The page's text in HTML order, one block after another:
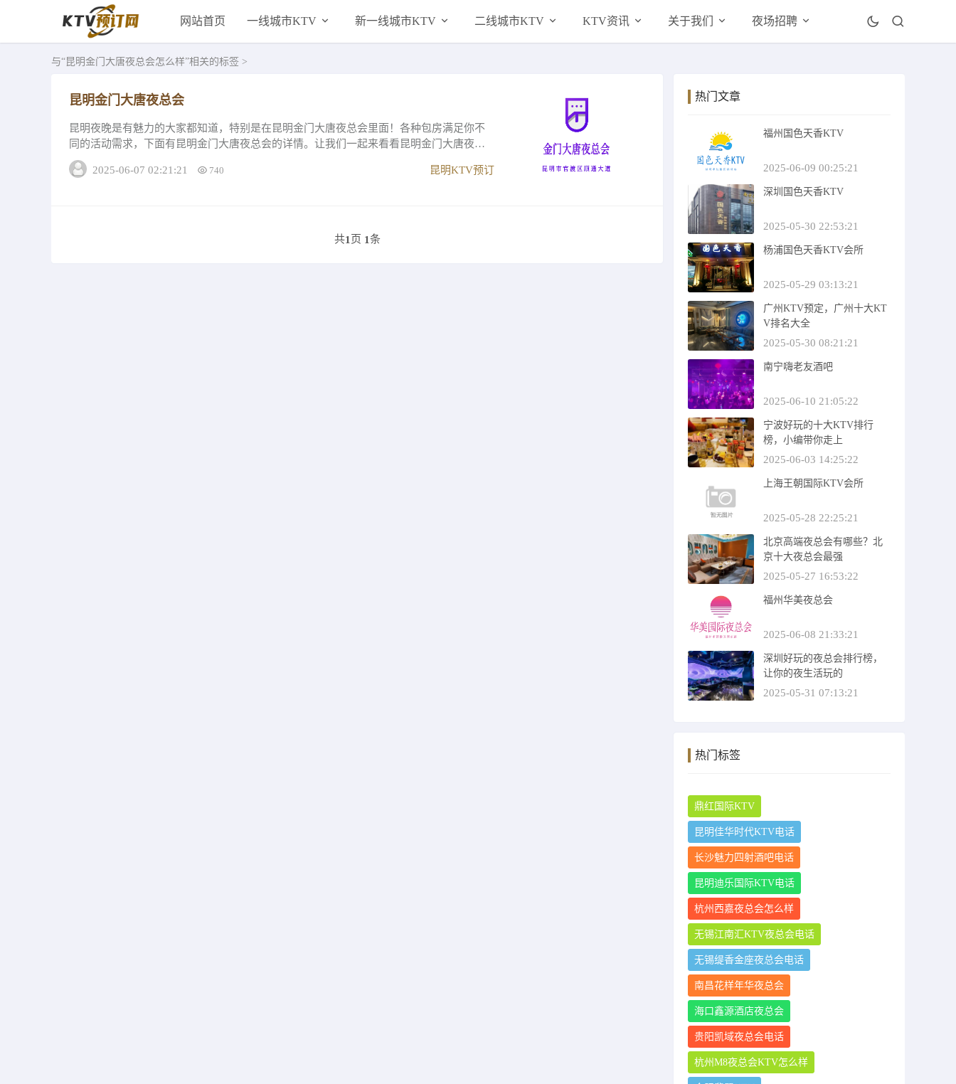
网站首页 一线城市KTV 新一线城市KTV 二线城市KTV KTV资讯 关于我们 夜场招聘
与“昆明金门大唐夜总会怎么样”相关的标签 >
昆明金门大唐夜总会
昆明夜晚是有魅力的大家都知道，特别是在昆明金门大唐夜总会里面！各种包房满足你不
同的活动需求，下面有昆明金门大唐夜总会的详情。让我们一起来看看昆明金门大唐夜总
会一金门大唐夜总会性价比超高，但是在优惠的同...
2025-06-07 02:21:21
740 昆明KTV预订
共1 页 1条
热门文章
福州国色天香KTV
2025-06-09 00:25:21
深圳国色天香KTV
2025-05-30 22:53:21
杨浦国色天香KTV会所
2025-05-29 03:13:21
广州KTV预定，广州十大KT
V排名大全
2025-05-30 08:21:21
南宁嗨老友酒吧
2025-06-10 21:05:22
宁波好玩的十大KTV排行
榜，小编带你走上
2025-06-03 14:25:22
上海王朝国际KTV会所
2025-05-28 22:25:21
北京高端夜总会有哪些？北
京十大夜总会最强
2025-05-27 16:53:22
福州华美夜总会
2025-06-08 21:33:21
深圳好玩的夜总会排行榜，
让你的夜生活玩的
2025-05-31 07:13:21
热门标签
鼎红国际KTV
昆明佳华时代KTV电话
长沙魅力四射酒吧电话
昆明迪乐国际KTV电话
杭州西嘉夜总会怎么样
无锡江南汇KTV夜总会电话
无锡缇香金座夜总会电话
南昌花样年华夜总会
海口鑫源酒店夜总会
贵阳凯域夜总会电话
杭州M8夜总会KTV怎么样